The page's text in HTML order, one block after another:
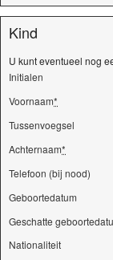
Kind
U kunt eventueel nog
Initialen
Voornaam*
Tussenvoegsel
Achternaam*
Telefoon (bij nood)
Geboortedatum
Geschatte
Nationaliteit